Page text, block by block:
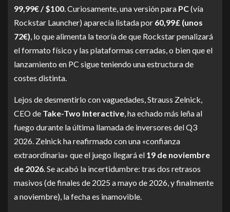
99,99€ / $100. Curiosamente, una versión para PC(vía
Rockstar Launcher) aparecía listada por 60,99£ (unos
72€), lo que alimenta la teoría de que Rockstar penalizará
el formato físico y las plataformas cerradas, o bien que el
lanzamiento en PC sigue teniendo una estructura de
costes distinta.
Lejos de desmentirlo con vaguedades, Strauss Zelnick,
CEO de Take-Two Interactive, ha echado más leña al
fuego durante la última llamada de inversores del Q3
2026. Zelnick ha reafirmado con una «confianza
extraordinaria» que el juego llegará el 19 de noviembre
de 2026. Se acabó la incertidumbre: tras dos retrasos
masivos (de finales de 2025 a mayo de 2026, y finalmente
a noviembre), la fecha es inamovible.